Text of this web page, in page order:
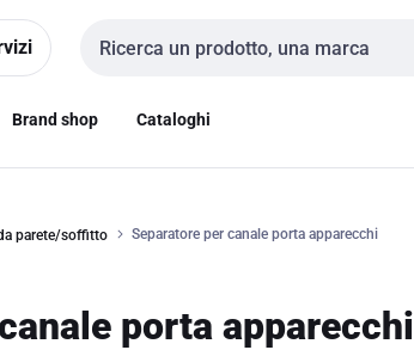
Cerca input
Brand shop Cataloghi
parete/soffitto Separatore per canale porta apparecchi
porta apparecchi